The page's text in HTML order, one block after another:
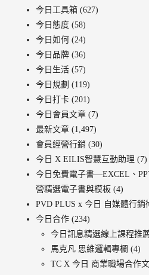
今日工具箱 (627)
今日態度 (58)
今日如何 (24)
今日品牌 (36)
今日生活 (57)
今日規劃 (119)
今日打卡 (201)
今日會員文章 (7)
最新文章 (1,497)
會員經營行銷 (30)
今日 X EILIS智慧互動助理 (7)
今日免費電子書—EXCEL、
營精選電子書與模板 (4)
PVD PLUS x 今日 自媒體行銷
今日合作 (234)
今日訊息精選線上課程推
馬克凡 思維邏輯專欄 (4)
TC X 今日 商業職場合作